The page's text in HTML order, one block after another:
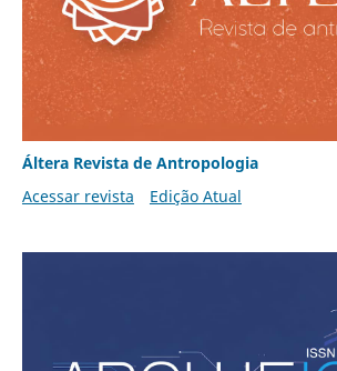
Áltera Revista de Antropologia
Acessar revista
Edição Atual